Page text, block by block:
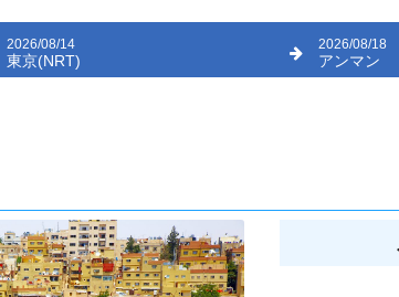
2026/08/14
東京(NRT)
2026/08/18
アンマン